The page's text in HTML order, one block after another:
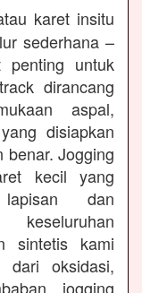
karet insitu
sederhana –
penting untuk
dirancang
aspal,
disiapkan
benar. Jogging
kecil yang
lapisan dan
sintetis kami
dari oksidasi,
jogging